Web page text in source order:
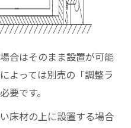
合はそのまま設置が可能
よっては別売の「調整ラ
要です。
床材の上に設置する場合